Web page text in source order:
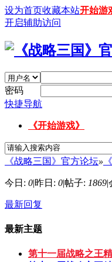
设为首页收藏本站开始游
开启辅助访问
密码
快捷导航
《开始游戏》
《战略三国》官方论坛»
今日: 0|昨日: 0|帖子: 1869|
最新回复
最新主题
第十一届战略之王